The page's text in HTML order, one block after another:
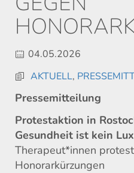
04.05.2026
AKTUELL,
Pressemitteilung
Protestaktion in
Gesundheit ist kein
Therapeut*innen
Honorarkürzungen